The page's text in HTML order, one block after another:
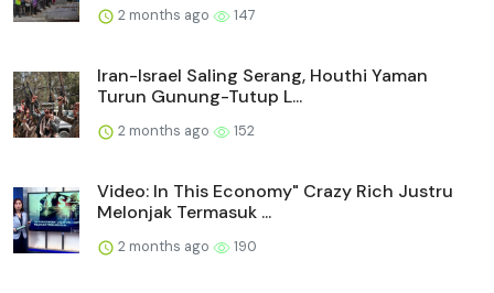
2 months ago 147
Iran-Israel Saling Serang, Houthi Yaman
Turun Gunung-Tutup L...
2 months ago 152
Video: In This Economy" Crazy Rich Justru
Melonjak Termasuk ...
2 months ago 190